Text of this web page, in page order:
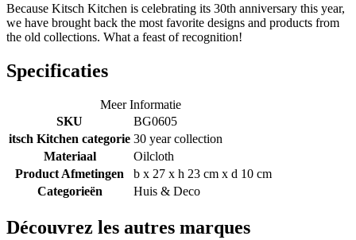
Because Kitsch Kitchen is celebrating its 30th anniversary this year,
we have brought back the most favorite designs and products from
the old collections. What a feast of recognition!
Specificaties
Meer Informatie
SKU
BG0605
itsch Kitchen categorie 30 year collection
Materiaal
Oilcloth
Product Afmetingen
b x 27 x h 23 cm x d 10 cm
Categorieën
Huis & Deco
Découvrez les autres marques